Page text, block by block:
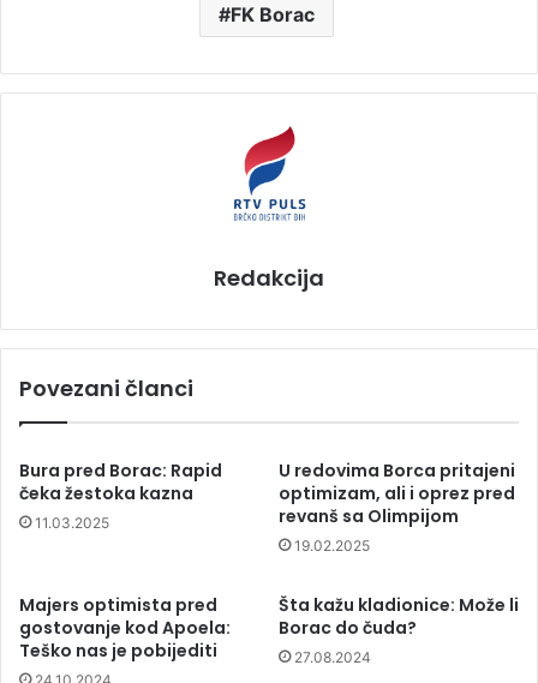
FK Borac
Redakcija
Povezani članci
Bura pred Borac: Rapid
čeka žestoka kazna
11.03.2025
U redovima Borca pritajeni
optimizam, ali i oprez pred
revanš sa Olimpijom
19.02.2025
Majers optimista pred
gostovanje kod Apoela:
Teško nas je pobijediti
Šta kažu kladionice: Može li
Borac do čuda?
27.08.2024